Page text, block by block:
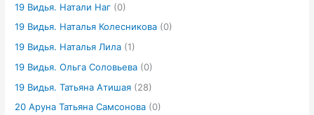
19 Видья. Натали Наг (0)
19 Видья. Наталья Колесникова (0)
19 Видья. Наталья Лила (1)
19 Видья. Ольга Соловьева (0)
19 Видья. Татьяна Атишая (28)
20 Аруна Татьяна Самсонова (0)